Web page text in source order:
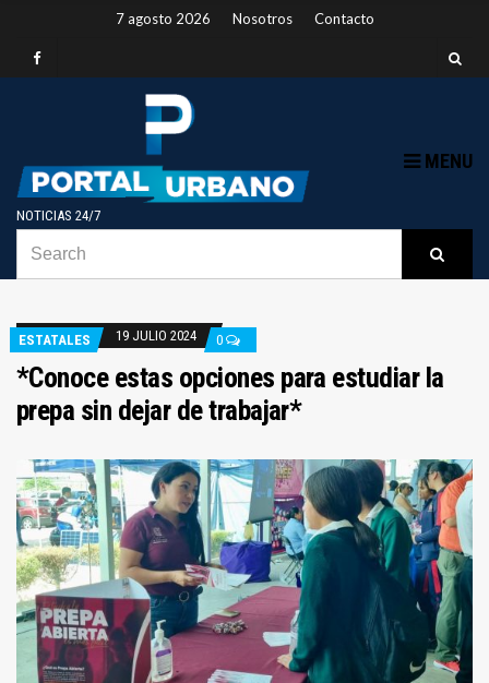
7 agosto 2026 Nosotros Contacto
NOTICIAS 24/7
MENU
ESTATALES 19 JULIO 2024 0
*Conoce estas opciones para estudiar la
prepa sin dejar de trabajar*